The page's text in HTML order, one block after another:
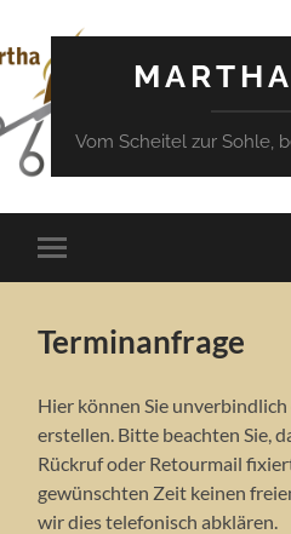
Vom Scheitel zur Sohle,
Mobile-
Menü
Terminanfrage
Hier können Sie
erstellen. Bitte beachten Sie,
Rückruf oder Retourmail
gewünschten Zeit keinen
wir dies telefonisch abklären.